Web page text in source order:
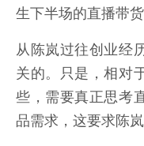
生下半场的直播带
从陈岚过往创业经
关的。只是，相对
些，需要真正思考
品需求，这要求陈